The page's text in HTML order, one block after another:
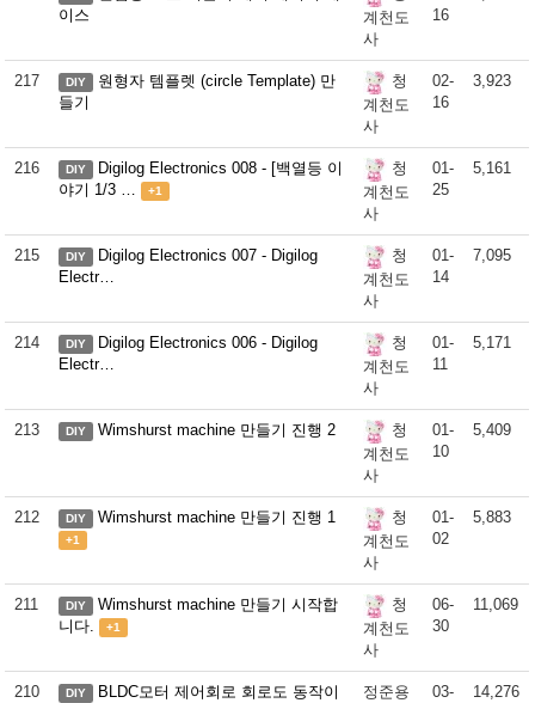
이스
계천도
사
16
217 DIY
원형자 템플렛 (circle Template) 만
들기
청
계천도
사
02-
16
3,923
216 DIY
Digilog Electronics 008 - [백열등 이
야기 1/3 …
+1
청
계천도
사
01-
25
5,161
215 DIY
Digilog Electronics 007 - Digilog
Electr…
청
계천도
사
01-
14
7,095
214 DIY
Digilog Electronics 006 - Digilog
Electr…
청
계천도
사
01-
11
5,171
213 DIY Wimshurst machine 만들기 진행 2
청
계천도
사
01-
10
5,409
212 DIY Wimshurst machine 만들기 진행 1
+1
청
계천도
사
01-
02
5,883
211 DIY
Wimshurst machine 만들기 시작합
니다.
+1
청
계천도
사
06-
30
11,069
210 DIY
BLDC모터 제어회로 회로도 동작이
정준용
03-
14,276